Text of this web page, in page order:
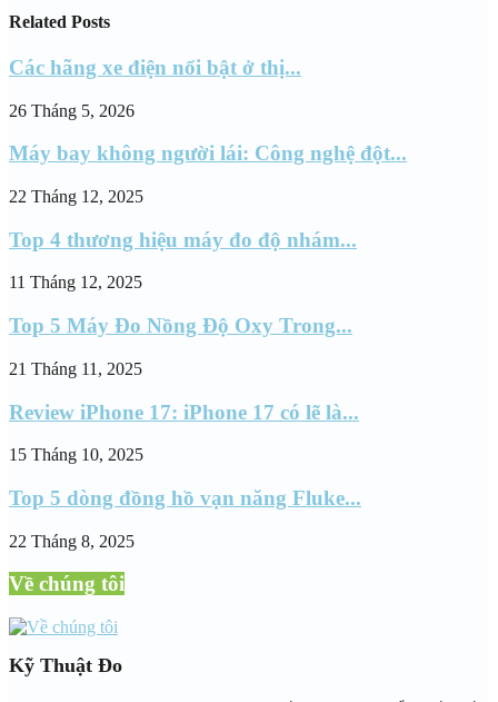
Related Posts
Các hãng xe điện nổi bật ở thị...
26 Tháng 5, 2026
Máy bay không người lái: Công nghệ đột...
22 Tháng 12, 2025
Top 4 thương hiệu máy đo độ nhám...
11 Tháng 12, 2025
Top 5 Máy Đo Nồng Độ Oxy Trong...
21 Tháng 11, 2025
Review iPhone 17: iPhone 17 có lẽ là...
15 Tháng 10, 2025
Top 5 dòng đồng hồ vạn năng Fluke...
22 Tháng 8, 2025
Về chúng tôi
Kỹ Thuật Đo